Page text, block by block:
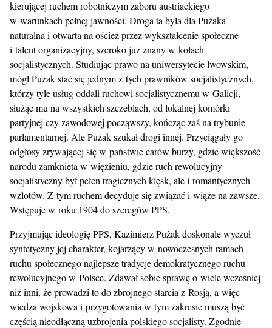
kierującej ruchem robotniczym zaboru austriackiego
w warunkach pełnej jawności. Droga ta była dla Pużaka
naturalna i otwarta na oścież przez wykształcenie społeczne
i talent organizacyjny, szeroko już znany w kołach
socjalistycznych. Studiując prawo na uniwersytecie lwowskim,
mógł Pużak stać się jednym z tych prawników socjalistycznych,
którzy tyle usług oddali ruchowi socjalistycznemu w Galicji,
służąc mu na wszystkich szczeblach, od lokalnej komórki
partyjnej czy zawodowej począwszy, kończąc zaś na trybunie
parlamentarnej. Ale Pużak szukał drogi innej. Przyciągały go
odgłosy zrywającej się w państwie carów burzy, gdzie większość
narodu zamknięta w więzieniu, gdzie ruch rewolucyjny
socjalistyczny był pełen tragicznych klęsk, ale i romantycznych
wzlotów. Z tym ruchem decyduje się związać i wiąże na zawsze.
Wstępuje w roku 1904 do szeregów PPS.
Przyjmując ideologię PPS, Kazimierz Pużak doskonale wyczuł
syntetyczny jej charakter, kojarzący w nowoczesnych ramach
ruchu społecznego najlepsze tradycje demokratycznego ruchu
rewolucyjnego w Polsce. Zdawał sobie sprawę o wiele wcześniej
niż inni, że prowadzi to do zbrojnego starcia z Rosją, a więc
wiedza wojskowa i przygotowania w tym zakresie muszą być
częścią nieodłączną uzbrojenia polskiego socjalisty. Zgodnie